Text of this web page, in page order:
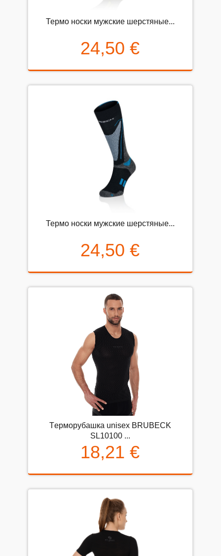
Термо носки мужские шерстяные...
24,50 €
Термо носки мужские шерстяные...
24,50 €
Tерморубашка unisex BRUBECK
SL10100 ...
18,21 €